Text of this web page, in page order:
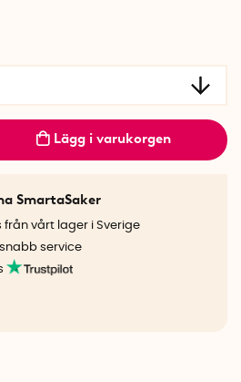
Lägg i varukorgen
SmartaSaker
från vårt lager i Sverige
service